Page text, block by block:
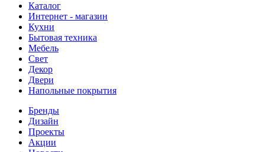
Каталог
Интернет - магазин
Кухни
Бытовая техника
Мебель
Свет
Декор
Двери
Напольные покрытия
Бренды
Дизайн
Проекты
Акции